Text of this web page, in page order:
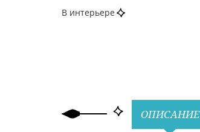
По цвету
В интерьере
ОПИСАНИЕ